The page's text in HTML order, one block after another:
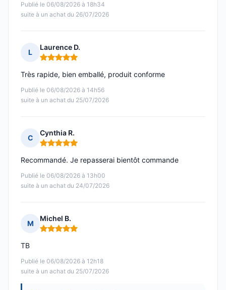
Publié le 06/08/2026 à 18h34
suite à un achat du 26/07/2026
L
Laurence D.
Note : 5 sur 5
Publié le 06/08/2026 à 14h56
suite à un achat du 25/07/2026
Très rapide, bien emballé, produit conforme
C
Cynthia R.
Note : 5 sur 5
Publié le 06/08/2026 à 13h00
suite à un achat du 24/07/2026
Recommandé. Je repasserai bientôt commande
M
Michel B.
Note : 5 sur 5
Publié le 06/08/2026 à 12h18
suite à un achat du 25/07/2026
TB